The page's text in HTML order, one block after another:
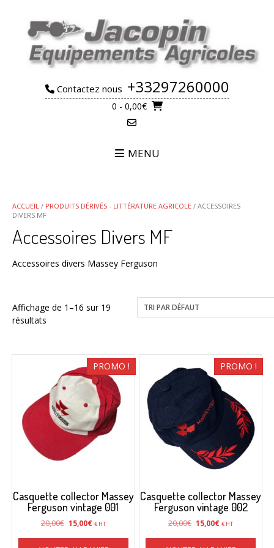
content
Contactez nous +33297260000
0 - 0,00€
MENU
ACCUEIL / PRODUITS DÉRIVÉS - LITTÉRATURE AGRICOLE / ACCESSOIRES
DIVERS MF
Accessoires Divers MF
Accessoires divers Massey Ferguson
Affichage de 1–16 sur 19
résultats
PROMO !
Casquette collector Massey
Ferguson vintage 001
20,00€ Le
15,00€Le
€ HT
PROMO !
Casquette collector Massey
Ferguson vintage 002
20,00€ Le
15,00€Le
€ HT